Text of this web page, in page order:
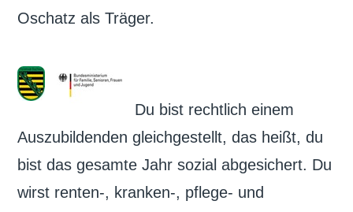
Oschatz als Träger.
Du bist rechtlich einem
Auszubildenden gleichgestellt, das heißt, du
bist das gesamte Jahr sozial abgesichert. Du
wirst renten-, kranken-, pflege- und